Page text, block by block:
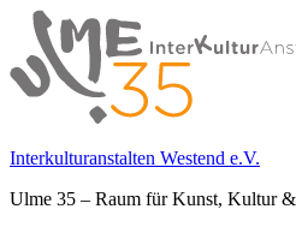
Springe
zum
Inhalt
Interkulturanstalten Westend e.V.
Ulme 35 – Raum für Kunst, Kultur